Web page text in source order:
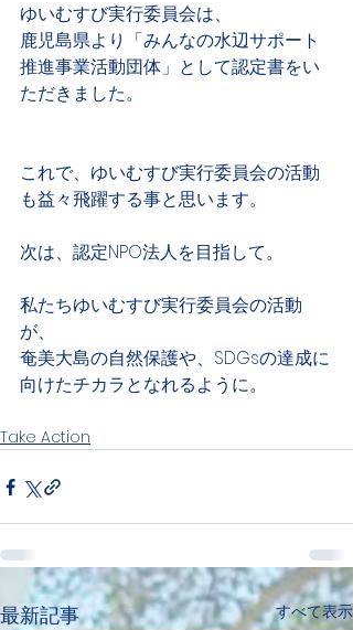
ゆいむすび実行委員会は、
鹿児島県より「みんなの水辺サポート
推進事業活動団体」として認定書をい
ただきました。
これで、ゆいむすび実行委員会の活動
も益々飛躍する事と思います。
次は、認定NPO法人を目指して。
私たちゆいむすび実行委員会の活動
が、
奄美大島の自然保護や、SDGsの達成に
向けたチカラとなれるように。
Take Action
最新記事 すべて表示